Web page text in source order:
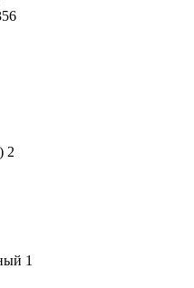
2
1